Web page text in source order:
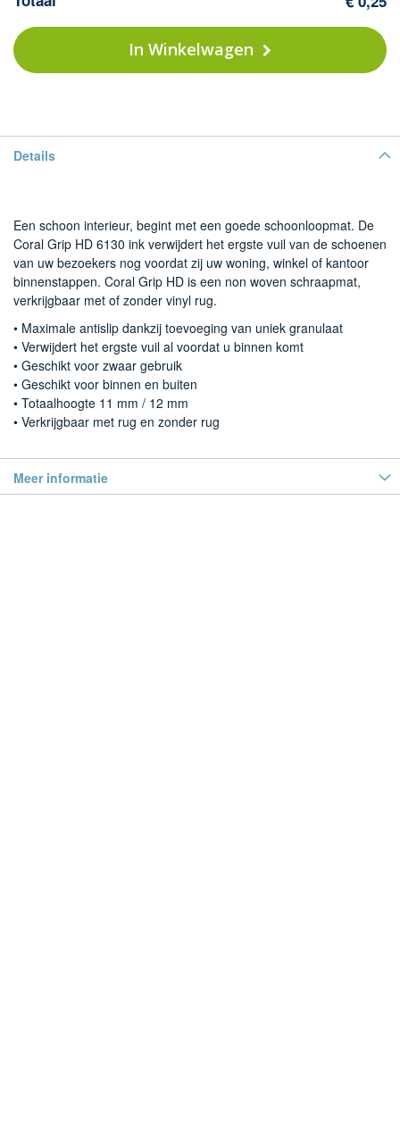
In Winkelwagen
Details
Een schoon interieur, begint met een goede schoonloopmat. De
Coral Grip HD 6130 ink verwijdert het ergste vuil van de schoenen
van uw bezoekers nog voordat zij uw woning, winkel of kantoor
binnenstappen. Coral Grip HD is een non woven schraapmat,
verkrijgbaar met of zonder vinyl rug.
• Maximale antislip dankzij toevoeging van uniek granulaat
• Verwijdert het ergste vuil al voordat u binnen komt
• Geschikt voor zwaar gebruik
• Geschikt voor binnen en buiten
• Totaalhoogte 11 mm / 12 mm
• Verkrijgbaar met rug en zonder rug
Meer informatie